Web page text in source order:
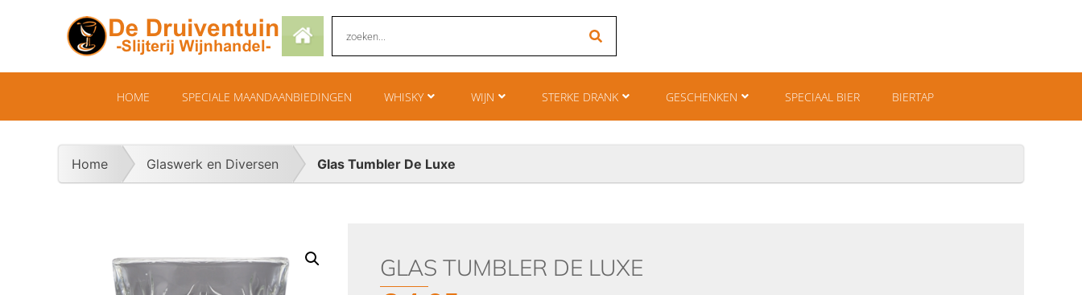
HOME SPECIALE MAANDAANBIEDINGEN WHISKY WIJN STERKE DRANK GESCHENKEN SPECIAAL BIER BIERTAP
Home Glaswerk en Diversen Glas Tumbler De Luxe
GLAS TUMBLER DE LUXE